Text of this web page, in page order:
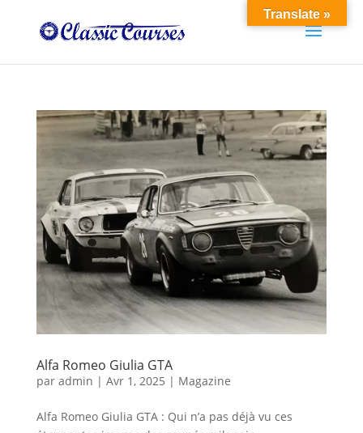
Alfa Romeo Giulia GTA
par admin | Avr 1, 2025 | Magazine
Alfa Romeo Giulia GTA : Qui n’a pas déjà vu ces
Translate »